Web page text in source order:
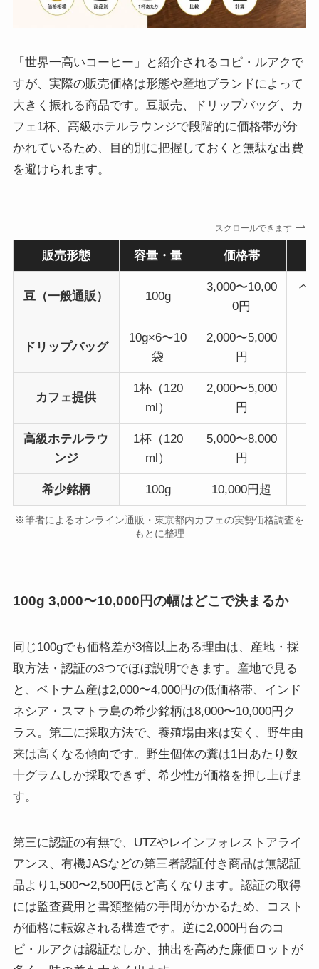
「世界一高いコーヒー」と紹介されるコピ・ルアクで
すが、実際の販売価格は形態や産地ブランドによって
大きく振れる商品です。豆販売、ドリップバッグ、カ
フェ1杯、高級ホテルラウンジで段階的に価格帯が分
かれているため、目的別に把握しておくと無駄な出費
を避けられます。
スクロールできます
販売形態 容量・量 価格帯
豆（一般通販） 100g
3,000〜10,00
0円
ベ
ドリップバッグ
10g×6〜10
袋
2,000〜5,000
円
カフェ提供
1杯（120
ml）
2,000〜5,000
円
高級ホテルラウ
ンジ
1杯（120
ml）
5,000〜8,000
円
希少銘柄 100g 10,000円超
※筆者によるオンライン通販・東京都内カフェの実勢価格調査を
もとに整理
100g 3,000〜10,000円の幅はどこで決まるか
同じ100gでも価格差が3倍以上ある理由は、産地・採
取方法・認証の3つでほぼ説明できます。産地で見る
と、ベトナム産は2,000〜4,000円の低価格帯、インド
ネシア・スマトラ島の希少銘柄は8,000〜10,000円ク
ラス。第二に採取方法で、養殖場由来は安く、野生由
来は高くなる傾向です。野生個体の糞は1日あたり数
十グラムしか採取できず、希少性が価格を押し上げま
す。
第三に認証の有無で、UTZやレインフォレストアライ
アンス、有機JASなどの第三者認証付き商品は無認証
品より1,500〜2,500円ほど高くなります。認証の取得
には監査費用と書類整備の手間がかかるため、コスト
が価格に転嫁される構造です。逆に2,000円台のコ
ピ・ルアクは認証なしか、抽出を高めた廉価ロットが